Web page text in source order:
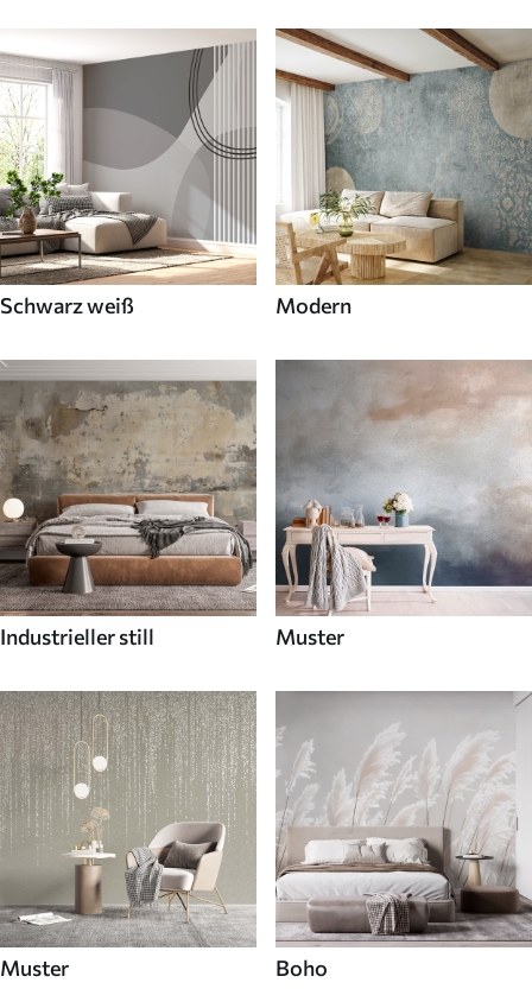
Schwarz weiß Modern
Industrieller still Muster
Muster Boho